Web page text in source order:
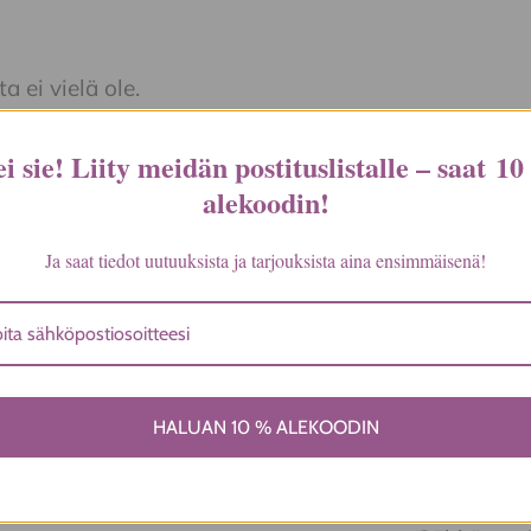
ei vielä ole.
ensimmäinen arvio tuotteelle
pituus 90cm”
ei julkaista. Pakolliset kentät on
*
sie! Liity meidän postituslistalle – saat
alekoodin!
Ja saat tiedot uutuuksista ja tarjouksista aina ensimmäisenä!
HALUAN 10 % ALEKOODIN